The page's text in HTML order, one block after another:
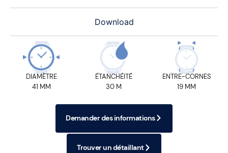
Download
DIAMÈTRE
41 MM
ÉTANCHÉITÉ
30 M
ENTRE-CORNES
19 MM
Demander des informations
Trouver un détaillant